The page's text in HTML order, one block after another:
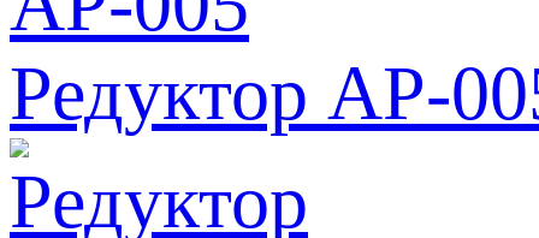
Редуктор АР-